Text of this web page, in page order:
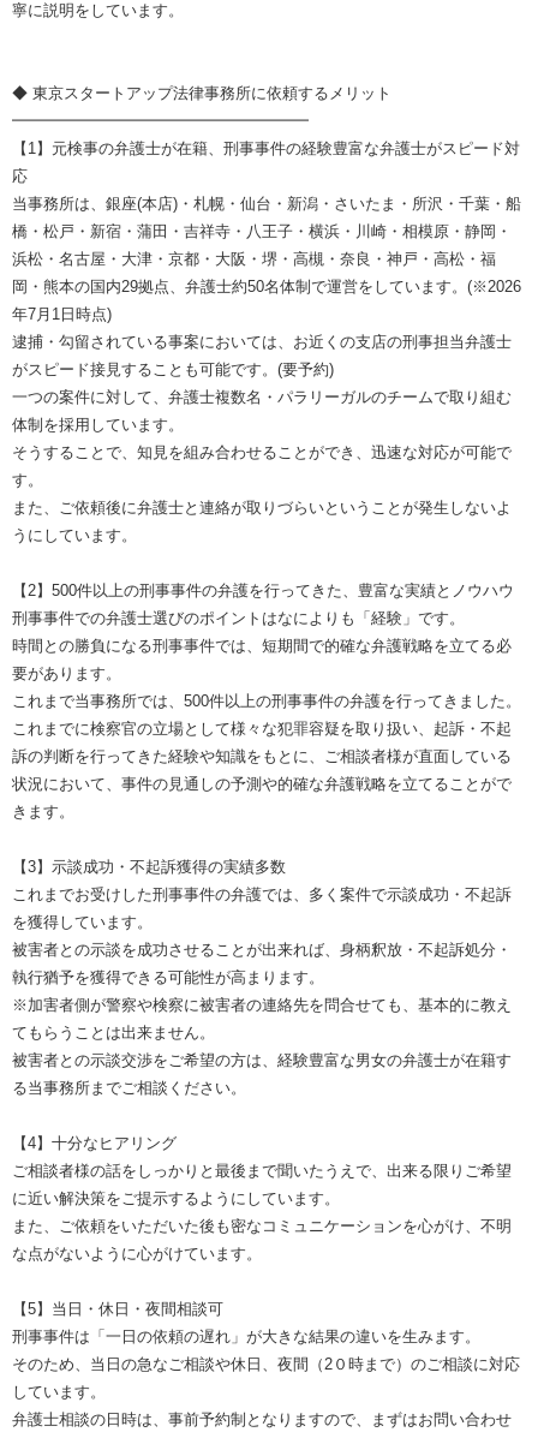
寧に説明をしています。
◆ 東京スタートアップ法律事務所に依頼するメリット
━━━━━━━━━━━━━━━━━━━
【1】元検事の弁護士が在籍、刑事事件の経験豊富な弁護士がスピード対
応
当事務所は、銀座(本店)・札幌・仙台・新潟・さいたま・所沢・千葉・船
橋・松戸・新宿・蒲田・吉祥寺・八王子・横浜・川崎・相模原・静岡・
浜松・名古屋・大津・京都・大阪・堺・高槻・奈良・神戸・高松・福
岡・熊本の国内29拠点、弁護士約50名体制で運営をしています。(※2026
年7月1日時点)
逮捕・勾留されている事案においては、お近くの支店の刑事担当弁護士
がスピード接見することも可能です。(要予約)
一つの案件に対して、弁護士複数名・パラリーガルのチームで取り組む
体制を採用しています。
そうすることで、知見を組み合わせることができ、迅速な対応が可能で
す。
また、ご依頼後に弁護士と連絡が取りづらいということが発生しないよ
うにしています。
【2】500件以上の刑事事件の弁護を行ってきた、豊富な実績とノウハウ
刑事事件での弁護士選びのポイントはなによりも「経験」です。
時間との勝負になる刑事事件では、短期間で的確な弁護戦略を立てる必
要があります。
これまで当事務所では、500件以上の刑事事件の弁護を行ってきました。
これまでに検察官の立場として様々な犯罪容疑を取り扱い、起訴・不起
訴の判断を行ってきた経験や知識をもとに、ご相談者様が直面している
状況において、事件の見通しの予測や的確な弁護戦略を立てることがで
きます。
【3】示談成功・不起訴獲得の実績多数
これまでお受けした刑事事件の弁護では、多く案件で示談成功・不起訴
を獲得しています。
被害者との示談を成功させることが出来れば、身柄釈放・不起訴処分・
執行猶予を獲得できる可能性が高まります。
※加害者側が警察や検察に被害者の連絡先を問合せても、基本的に教え
てもらうことは出来ません。
被害者との示談交渉をご希望の方は、経験豊富な男女の弁護士が在籍す
る当事務所までご相談ください。
【4】十分なヒアリング
ご相談者様の話をしっかりと最後まで聞いたうえで、出来る限りご希望
に近い解決策をご提示するようにしています。
また、ご依頼をいただいた後も密なコミュニケーションを心がけ、不明
な点がないように心がけています。
【5】当日・休日・夜間相談可
刑事事件は「一日の依頼の遅れ」が大きな結果の違いを生みます。
そのため、当日の急なご相談や休日、夜間（2０時まで）のご相談に対応
しています。
弁護士相談の日時は、事前予約制となりますので、まずはお問い合わせ